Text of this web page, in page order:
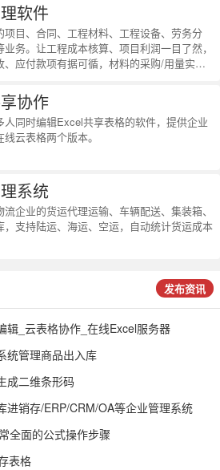
软件
项目、合同、工程材料、工程设备、劳务分
业务。让工程成本核算、项目利润一目了然，
、应付款项有据可循，材料的采购/用量实时
协作
人同时编辑Excel共享表格的软件，提供企业
云表格两个版本。
系统
企业的货运代理运输、车辆配送、集装箱、
，支持陆运、海运、空运，自动统计货运成本
发布资讯
辑_云表格协作_在线Excel服务器
统管理商品出入库
成二维条形码
进销存/ERP/CRM/OA等企业管理系统
全面的公式操作步骤
表格